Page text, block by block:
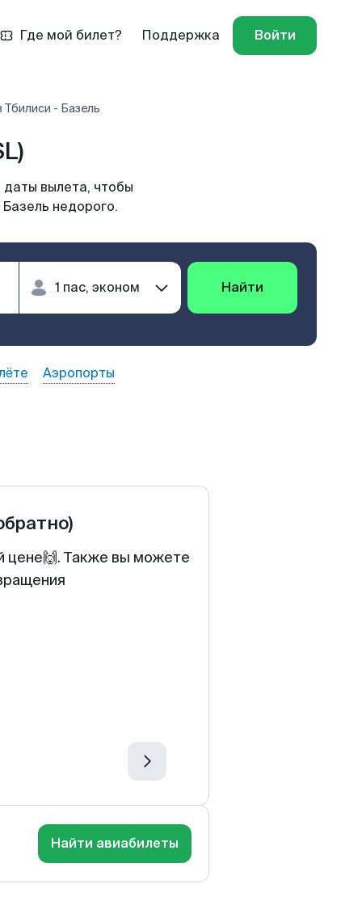
Где мой билет? Поддержка Войти
Тбилиси - Базель
вылета, чтобы
недорого.
Найти
Аэропорты
цене🙌. Также вы можете
Найти авиабилеты